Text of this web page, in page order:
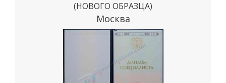
(НОВОГО ОБРАЗЦА)
Москва